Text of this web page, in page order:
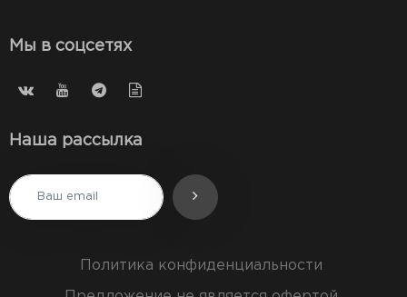
Мы в соцсетях
Наша рассылка
Политика конфиденциальности